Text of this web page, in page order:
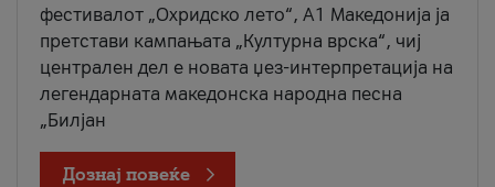
фестивалот „Охридско лето“, А1 Македонија ја
претстави кампањата „Културна врска“, чиј
централен дел е новата џез-интерпретација на
легендарната македонска народна песна
„Билјан
Дознај повеќе